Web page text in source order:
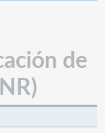
de